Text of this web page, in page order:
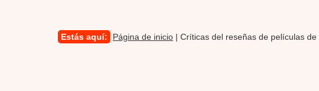
Estás aquí: Página de inicio | Críticas del reseñas de películas de